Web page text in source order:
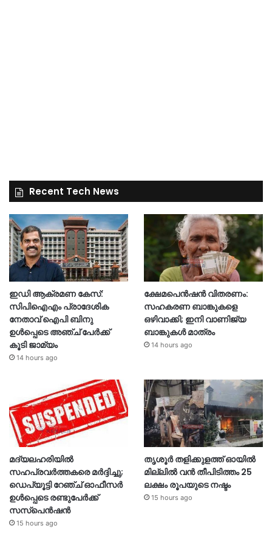
Recent Tech News
ഇഡി ആക്രമണ കേസ്:
സിപിഐഎം പ്രാദേശിക
നേതാവ് ഐപി ബിനു
ഉൾപ്പെടെ അഞ്ച് പേർക്ക്
കൂടി ജാമ്യം
14 hours ago
ക്ഷേമപെൻഷൻ വിതരണം:
സഹകരണ ബാങ്കുകളെ
ഒഴിവാക്കി; ഇനി വാണിജ്യ
ബാങ്കുകൾ മാത്രം
14 hours ago
മദ്യലഹരിയിൽ
സഹപ്രവർത്തകരെ മർദ്ദിച്ചു;
ഡെപ്യൂട്ടി റേഞ്ച് ഓഫീസർ
ഉൾപ്പെടെ രണ്ടുപേർക്ക്
സസ്‌പെൻഷൻ
15 hours ago
തൃശൂര്‍ തളിക്കുളത്ത് ഓയില്‍
മില്ലില്‍ വൻ തീപിടിത്തം 25
ലക്ഷം രൂപയുടെ നഷ്ടം
15 hours ago